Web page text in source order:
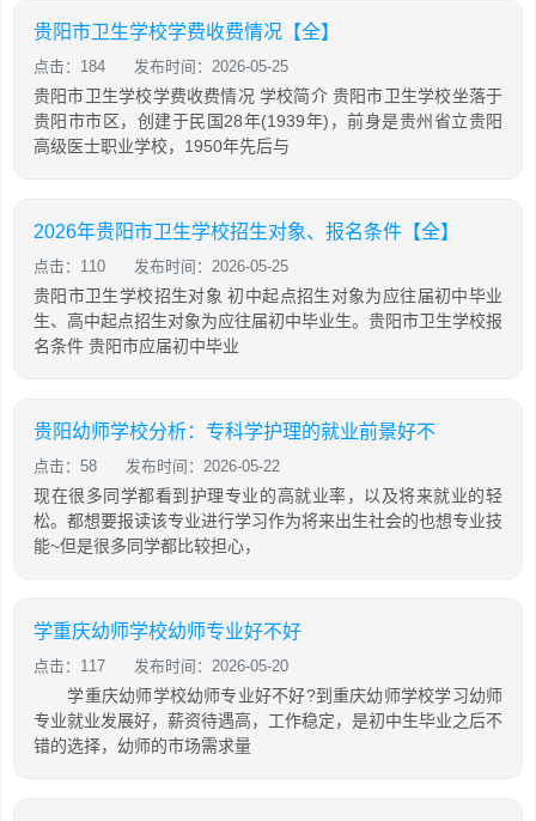
贵阳市卫生学校学费收费情况【全】
点击：184 发布时间：2026-05-25
贵阳市卫生学校学费收费情况 学校简介 贵阳市卫生学校坐落于
贵阳市市区，创建于民国28年(1939年)，前身是贵州省立贵阳
高级医士职业学校，1950年先后与
2026年贵阳市卫生学校招生对象、报名条件【全】
点击：110 发布时间：2026-05-25
贵阳市卫生学校招生对象 初中起点招生对象为应往届初中毕业
生、高中起点招生对象为应往届初中毕业生。贵阳市卫生学校报
名条件 贵阳市应届初中毕业
贵阳幼师学校分析：专科学护理的就业前景好不
点击：58 发布时间：2026-05-22
现在很多同学都看到护理专业的高就业率，以及将来就业的轻
松。都想要报读该专业进行学习作为将来出生社会的也想专业技
能~但是很多同学都比较担心，
学重庆幼师学校幼师专业好不好
点击：117 发布时间：2026-05-20
学重庆幼师学校幼师专业好不好?到重庆幼师学校学习幼师
专业就业发展好，薪资待遇高，工作稳定，是初中生毕业之后不
错的选择，幼师的市场需求量